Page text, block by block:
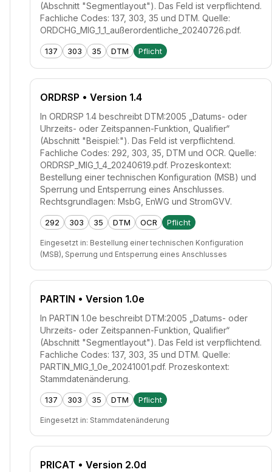
(Abschnitt "Segmentlayout"). Das Feld ist verpflichtend.
Fachliche Codes: 137, 303, 35 und DTM. Quelle:
ORDCHG_MIG_1_1_außerordentliche_20240726.pdf.
137 303 35 DTM Pflicht
ORDRSP • Version 1.4
In ORDRSP 1.4 beschreibt DTM:2005 „Datums- oder
Uhrzeits- oder Zeitspannen-Funktion, Qualifier“
(Abschnitt "Beispiel:"). Das Feld ist verpflichtend.
Fachliche Codes: 292, 303, 35, DTM und OCR. Quelle:
ORDRSP_MIG_1_4_20240619.pdf. Prozeskontext:
Bestellung einer technischen Konfiguration (MSB) und
Sperrung und Entsperrung eines Anschlusses.
Rechtsgrundlagen: MsbG, EnWG und StromGVV.
292 303 35 DTM OCR Pflicht
Eingesetzt in: Bestellung einer technischen Konfiguration
(MSB), Sperrung und Entsperrung eines Anschlusses
PARTIN • Version 1.0e
In PARTIN 1.0e beschreibt DTM:2005 „Datums- oder
Uhrzeits- oder Zeitspannen-Funktion, Qualifier“
(Abschnitt "Segmentlayout"). Das Feld ist verpflichtend.
Fachliche Codes: 137, 303, 35 und DTM. Quelle:
PARTIN_MIG_1_0e_20241001.pdf. Prozeskontext:
Stammdatenänderung.
137 303 35 DTM Pflicht
Eingesetzt in: Stammdatenänderung
PRICAT • Version 2.0d